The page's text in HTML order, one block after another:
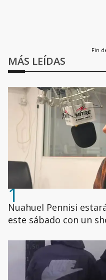
Fin
MÁS LEÍDAS
1
Nuahuel Pennisi
este sábado con un